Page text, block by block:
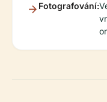
Fotografování: